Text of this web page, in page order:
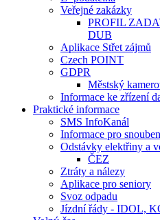
Veřejné zakázky
PROFIL
DUB
Aplikace Střet zájmů
Czech POINT
GDPR
Městský
Informace ke zřízení
Praktické informace
SMS InfoKanál
Informace pro
Odstávky elektřiny a
ČEZ
Ztráty a nálezy
Aplikace pro seniory
Svoz odpadu
Jízdní řády - IDOL,